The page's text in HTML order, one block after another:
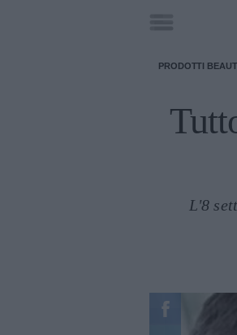
PRODOTTI
L'8